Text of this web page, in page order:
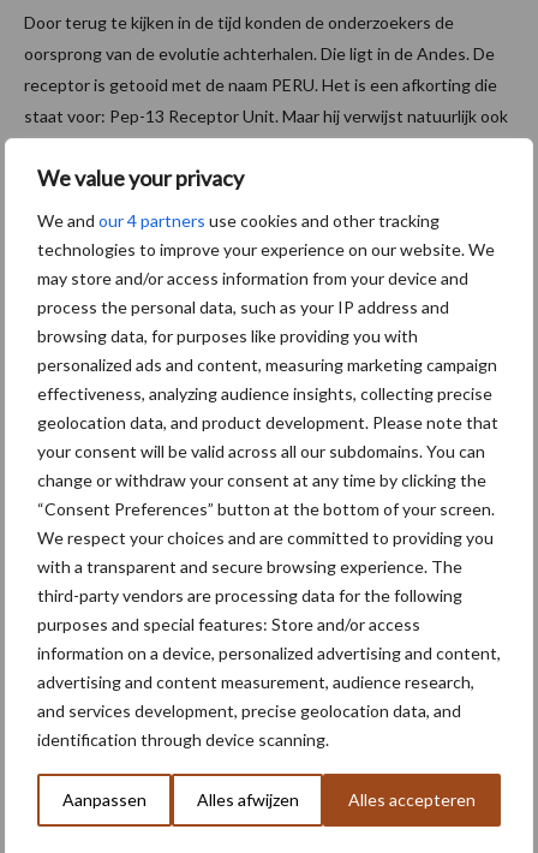
We value your privacy
We and our 4 partners use cookies and other tracking
technologies to improve your experience on our website. We
may store and/or access information from your device and
process the personal data, such as your IP address and
browsing data, for purposes like providing you with
personalized ads and content, measuring marketing campaign
effectiveness, analyzing audience insights, collecting precise
geolocation data, and product development. Please note that
your consent will be valid across all our subdomains. You can
change or withdraw your consent at any time by clicking the
“Consent Preferences” button at the bottom of your screen.
We respect your choices and are committed to providing you
with a transparent and secure browsing experience. The
third-party vendors are processing data for the following
purposes and special features: Store and/or access
information on a device, personalized advertising and content,
advertising and content measurement, audience research,
and services development, precise geolocation data, and
identification through device scanning.
Aanpassen Alles afwijzen Alles accepteren
Door terug te kijken in de tijd konden de onderzoekers de
oorsprong van de evolutie achterhalen. Die ligt in de Andes. De
receptor is getooid met de naam PERU. Het is een afkorting die
staat voor: Pep-13 Receptor Unit. Maar hij verwijst natuurlijk ook
eerste auteur van het Science-artikel, promotiestudent Yerisf
Duurzame aardappelteelt
Dit inzicht in dit type receptoren, en er zullen er ongetwijfeld nog
meer volgen, effent de weg voor de duurzame aardappel van de
toekomst. Die is getooid met specifieke resistentie-genen, maar
ook met een versterkte algemene afweer.
“Tot nu toe lag de nadruk bij de veredelaars steeds op de R-
genen. Die resistentie wordt echter steeds doorbroken. Door te
bestuderen hoe wilde aardappelsoorten zich staande houden in
een omgeving met een voortdurende ziektedruk kunnen we
achterhalen welke mechanismen ze gebruiken. En die vervolgens
toepassen in onze aardappelrassen”, besluit Vleeshouwers.
Bron:WUR
Aanbevolen voor jou! phytophthora
Onderzoek, monitoring en
praktijk komen samen op